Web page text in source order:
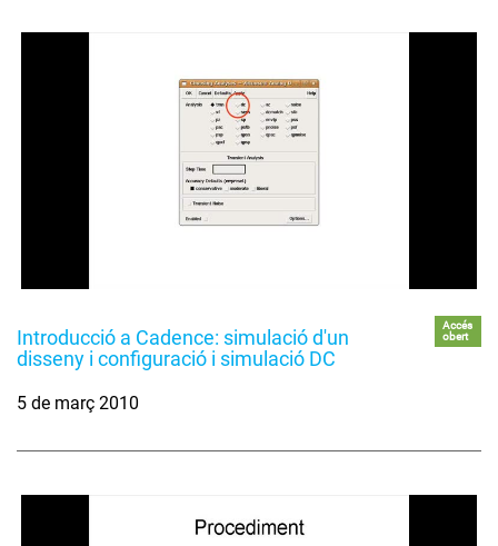
Introducció a Cadence: simulació d'un
disseny i configuració i simulació DC
Accés
obert
5 de març 2010